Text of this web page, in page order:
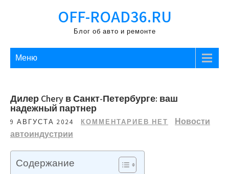
OFF-ROAD36.RU
Блог об авто и ремонте
Меню
Дилер Chery в Санкт-Петербурге: ваш
надежный партнер
9 АВГУСТА 2024 КОММЕНТАРИЕВ НЕТ
Новости
автоиндустрии
Содержание